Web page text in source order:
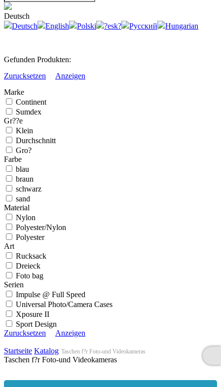
Deutsch
Deutsch
English Polski ?esk? Русский Hungarian
Gefunden Produkten:
Zurucksetzen
Anzeigen
Marke
Continent
Sumdex
Gr??e
Klein
Durchschnitt
Gro?
Farbe
blau
braun
schwarz
sand
Material
Nylon
Polyester/Nylon
Polyester
Art
Rucksack
Dreieck
Foto bag
Serien
Impulse @ Full Speed
Universal Photo/Camera Cases
Xposure II
Sport Design
Zurucksetzen
Anzeigen
Startseite Katalog Taschen f?r Foto-und Videokameras
Taschen f?r Foto-und Videokameras